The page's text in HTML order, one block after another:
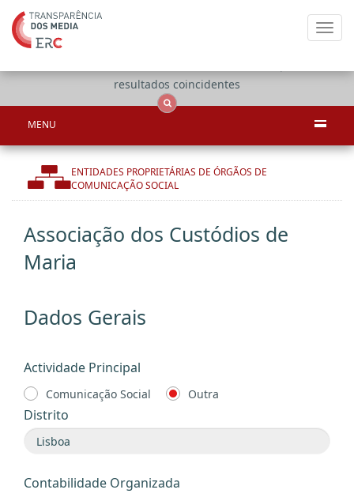
resultados coincidentes
MENU
ENTIDADES PROPRIETÁRIAS DE ÓRGÃOS DE
COMUNICAÇÃO SOCIAL
Associação dos Custódios de
Maria
Dados Gerais
Actividade Principal
Comunicação Social Outra
Distrito
Contabilidade Organizada